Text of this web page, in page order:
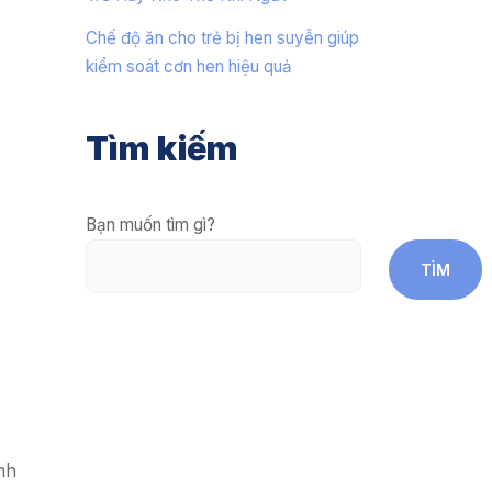
Chế độ ăn cho trẻ bị hen suyễn giúp
kiểm soát cơn hen hiệu quả
Tìm kiếm
Bạn muốn tìm gì?
TÌM